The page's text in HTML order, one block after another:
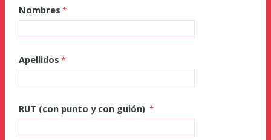
Nombres
Apellidos
RUT (con punto y con guión)